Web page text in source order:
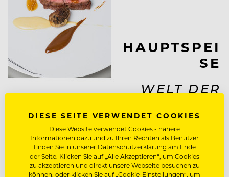
HAUPTSPEI
SE
WELT DER
Gegrilltes Bavette mit
reduzierter
Kaffeecreme, Senf-
Emulsion und
DIESE SEITE VERWENDET COOKIES
Diese Website verwendet Cookies - nähere
Informationen dazu und zu Ihren Rechten als Benutzer
finden Sie in unserer Datenschutzerklärung am Ende
der Seite. Klicken Sie auf „Alle Akzeptieren“, um Cookies
zu akzeptieren und direkt unsere Webseite besuchen zu
können, oder klicken Sie auf „Cookie-Einstellungen“, um